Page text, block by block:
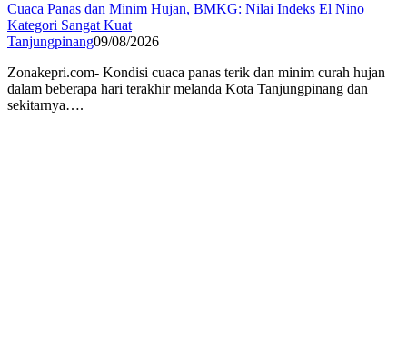
Cuaca Panas dan Minim Hujan, BMKG: Nilai Indeks El Nino
Kategori Sangat Kuat
Tanjungpinang09/08/2026
Zonakepri.com- Kondisi cuaca panas terik dan minim curah hujan
dalam beberapa hari terakhir melanda Kota Tanjungpinang dan
sekitarnya….